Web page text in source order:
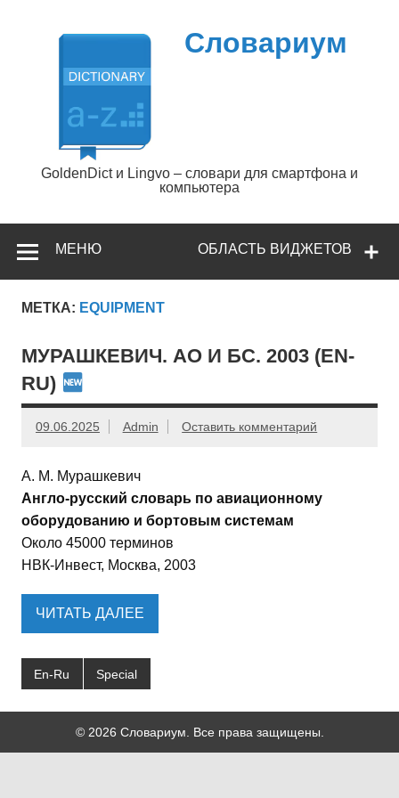
содержимому
Словариум
GoldenDict и Lingvo – словари для смартфона и
компьютера
ОБЛАСТЬ ВИДЖЕТОВ
МЕНЮ
МЕТКА: EQUIPMENT
МУРАШКЕВИЧ. АО И БС. 2003 (EN-
RU)
09.06.2025 Admin Оставить комментарий
А. М. Мурашкевич
Англо-русский словарь по авиационному
оборудованию и бортовым системам
Около 45000 терминов
НВК-Инвест, Москва, 2003
ЧИТАТЬ ДАЛЕЕ
En-Ru Special
© 2026 Словариум. Все права защищены.